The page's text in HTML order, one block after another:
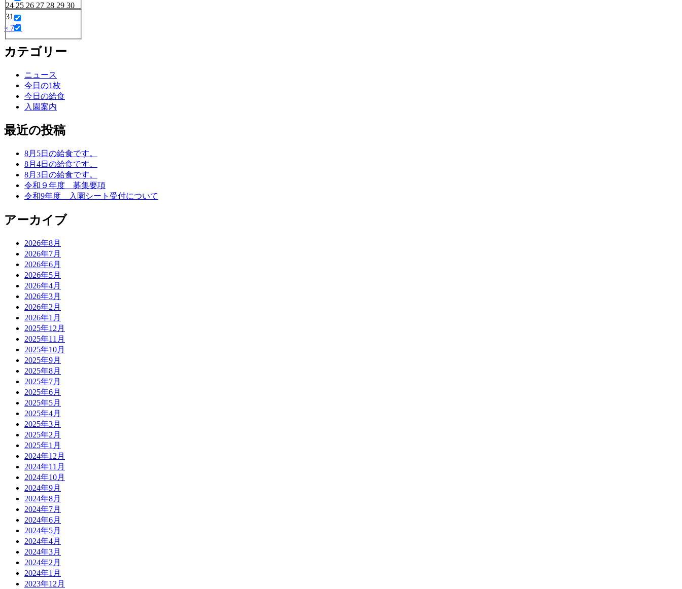
24 25 26 27 28 29 30
31
« 7月
カテゴリー
ニュース
今日の1枚
今日の給食
入園案内
最近の投稿
8月5日の給食です。
8月4日の給食です。
8月3日の給食です。
令和９年度 募集要項
令和9年度 入園シート受付について
アーカイブ
2026年8月
2026年7月
2026年6月
2026年5月
2026年4月
2026年3月
2026年2月
2026年1月
2025年12月
2025年11月
2025年10月
2025年9月
2025年8月
2025年7月
2025年6月
2025年5月
2025年4月
2025年3月
2025年2月
2025年1月
2024年12月
2024年11月
2024年10月
2024年9月
2024年8月
2024年7月
2024年6月
2024年5月
2024年4月
2024年3月
2024年2月
2024年1月
2023年12月